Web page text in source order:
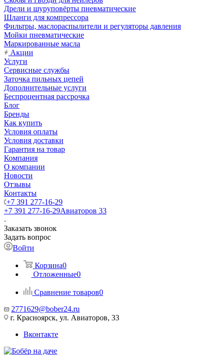
Дрели и шуруповёрты пневматические
Шланги для компрессора
Фильтры, маслораспылители и регуляторы давления
Мойки пневматические
Маркированные масла
Акции
Услуги
Сервисные службы
Заточка пильных цепей
Дополнительные услуги
Беспроцентная рассрочка
Блог
Бренды
Как купить
Условия оплаты
Условия доставки
Гарантия на товар
Компания
О компании
Новости
Отзывы
Контакты
+7 391 277-16-29
+7 391 277-16-29Авиаторов 33
Заказать звонок
Задать вопрос
Войти
Корзина0
Отложенные0
Сравнение товаров0
2771629@bober24.ru
г. Красноярск, ул. Авиаторов, 33
Вконтакте